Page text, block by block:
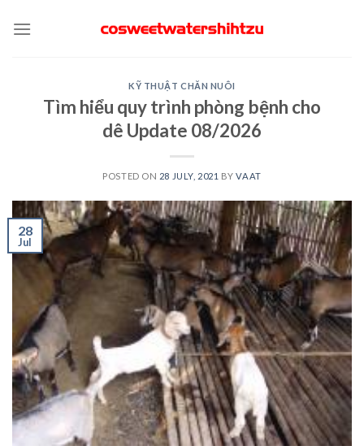
KỸ THUẬT CHĂN NUÔI
Tìm hiểu quy trình phòng bệnh cho
dê Update 08/2026
POSTED ON 28 JULY, 2021 BYVAAT
28
Jul